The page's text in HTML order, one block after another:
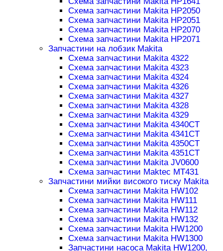
Схема запчастини Makita HP2050
Схема запчастини Makita HP2051
Схема запчастини Makita HP2070
Схема запчастини Makita HP2071
Запчастини на лобзик Makita
Схема запчастини Makita 4322
Схема запчастини Makita 4323
Схема запчастини Makita 4324
Схема запчастини Makita 4326
Схема запчастини Makita 4327
Схема запчастини Makita 4328
Схема запчастини Makita 4329
Схема запчастини Makita 4340CT
Схема запчастини Makita 4341CT
Схема запчастини Makita 4350CT
Схема запчастини Makita 4351CT
Схема запчастини Makita JV0600
Схема запчастини Maktec MT431
Запчастини мийки високого тиску Makita
Схема запчастини Makita HW102
Схема запчастини Makita HW111
Схема запчастини Makita HW112
Схема запчастини Makita HW132
Схема запчастини Makita HW1200
Схема запчастини Makita HW1300
Запчастини насоса Makita HW1200,